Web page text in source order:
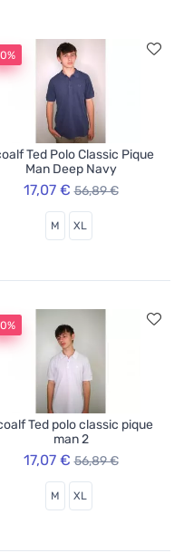
Ted Polo Classic Pique
Man Deep Navy
17,07 € 56,89 €
M XL
Ted polo classic pique
man 2
17,07 € 56,89 €
M XL